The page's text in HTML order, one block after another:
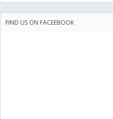
FIND US ON FACEEBOOK